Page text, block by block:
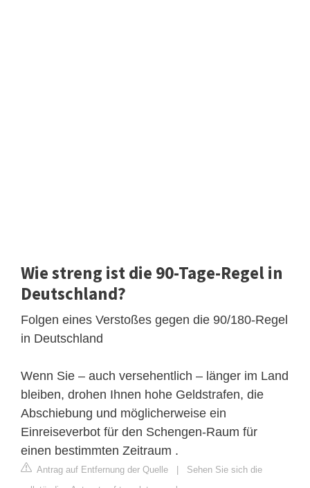
Wie streng ist die 90-Tage-Regel in
Deutschland?
Folgen eines Verstoßes gegen die 90/180-Regel
in Deutschland
Wenn Sie – auch versehentlich – länger im Land
bleiben, drohen Ihnen hohe Geldstrafen, die
Abschiebung und möglicherweise ein
Einreiseverbot für den Schengen-Raum für
einen bestimmten Zeitraum .
Antrag auf Entfernung der Quelle | Sehen Sie sich die